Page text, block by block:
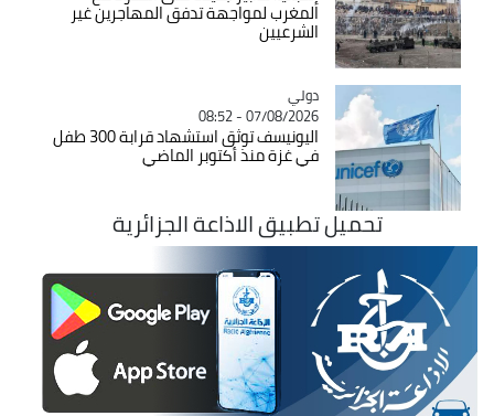
المغرب لمواجهة تدفق المهاجرين غير
الشرعيين
Catégorie
دولي
07/08/2026 - 08:52
اليونيسف توثق استشهاد قرابة 300 طفل
في غزة منذ أكتوبر الماضي
تحميل تطبيق الاذاعة الجزائرية